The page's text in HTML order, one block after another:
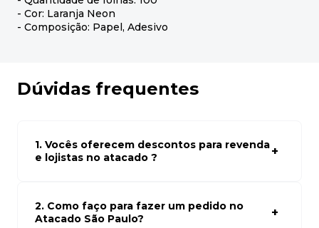
- Cor: Laranja Neon
- Composição: Papel, Adesivo
Dúvidas frequentes
1. Vocês oferecem descontos para revenda
e lojistas no atacado ?
atacado empresas e compre com os melhores preços
para seu modelo de negócio
2. Como faço para fazer um pedido no
Atacado São Paulo?